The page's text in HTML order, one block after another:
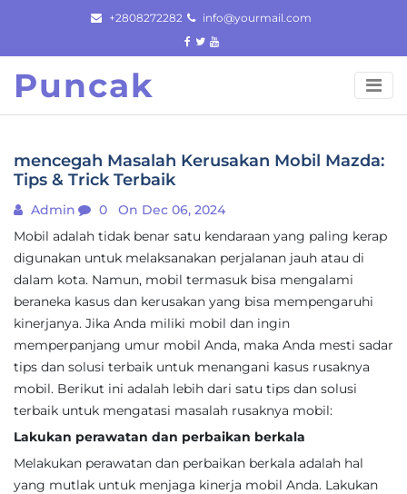
content
+2808272282 info@yourmail.com
Puncak
mencegah Masalah Kerusakan Mobil Mazda:
Tips & Trick Terbaik
Admin 0
On Dec 06, 2024
Mobil adalah tidak benar satu kendaraan yang paling kerap
digunakan untuk melaksanakan perjalanan jauh atau di
dalam kota. Namun, mobil termasuk bisa mengalami
beraneka kasus dan kerusakan yang bisa mempengaruhi
kinerjanya. Jika Anda miliki mobil dan ingin
memperpanjang umur mobil Anda, maka Anda mesti sadar
tips dan solusi terbaik untuk menangani kasus rusaknya
mobil. Berikut ini adalah lebih dari satu tips dan solusi
terbaik untuk mengatasi masalah rusaknya mobil:
Lakukan perawatan dan perbaikan berkala
Melakukan perawatan dan perbaikan berkala adalah hal
yang mutlak untuk menjaga kinerja mobil Anda. Lakukan